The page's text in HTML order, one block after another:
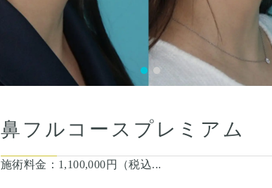
鼻フルコースプレミアム
施術料金： 1,100,000円（税込...